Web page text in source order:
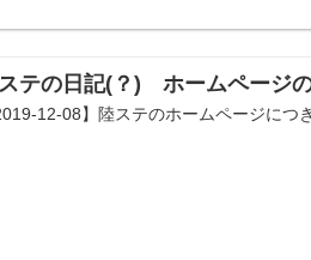
テの日記(？) ホームページ
12-08】陸ステのホームページにつ